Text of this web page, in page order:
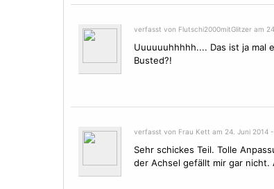
verfasst von Flutschi2000mitGlitzer am
Uuuuuuhhhhh.... Das ist ja mal
Busted?!
verfasst von Frau Kett am 24. Juni 2014 -
Sehr schickes Teil. Tolle
der Achsel gefällt mir gar